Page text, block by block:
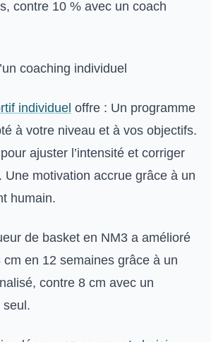
contre 10 % avec un coach
coaching individuel
individuel offre : Un programme
à votre niveau et à vos objectifs.
ajuster l’intensité et corriger
Une motivation accrue grâce à un
humain.
de basket en NM3 a amélioré
en 12 semaines grâce à un
contre 8 cm avec un
seul.